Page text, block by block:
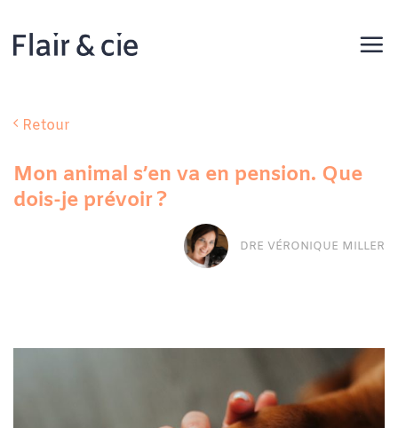
contenu
Retour
Mon animal s’en va en pension. Que
dois-je prévoir ?
DRE VÉRONIQUE MILLER